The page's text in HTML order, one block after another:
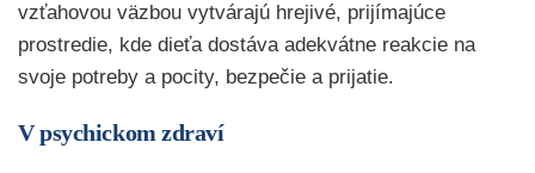
vzťahovou väzbou vytvárajú hrejivé, prijímajúce
prostredie, kde dieťa dostáva adekvátne reakcie na
svoje potreby a pocity, bezpečie a prijatie.
V psychickom zdraví